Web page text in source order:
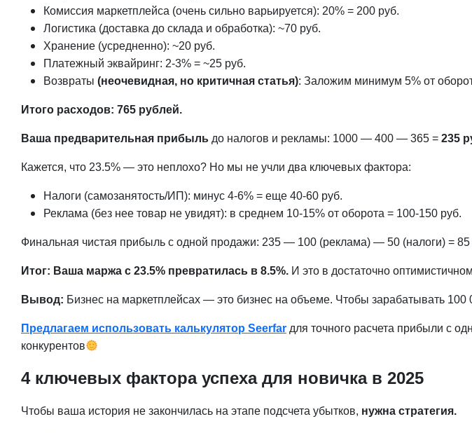
Комиссия маркетплейса (очень сильно варьируется): 20% = 200 руб.
Логистика (доставка до склада и обработка): ~70 руб.
Хранение (усредненно): ~20 руб.
Платежный эквайринг: 2-3% = ~25 руб.
Возвраты (неочевидная, но критичная статья): Заложим минимум 5% от
Итого расходов: 765 рублей.
Ваша предварительная прибыль до налогов и рекламы: 1000 — 400 — 365 = 235
Кажется, что 23.5% — это неплохо? Но мы не учли два ключевых фактора:
Налоги (самозанятость/ИП): минус 4-6% = еще 40-60 руб.
Реклама (без нее товар не увидят): в среднем 10-15% от оборота = 100-150 руб.
Финальная чистая прибыль с одной продажи: 235 — 100 (реклама) — 50 (налоги) = 85
Итог: Ваша маржа с 23.5% превратилась в 8.5%. И это в достаточно
Вывод: Бизнес на маркетплейсах — это бизнес на объеме. Чтобы зарабатывать
Предлагаем использовать калькулятор Seerfar для точного расчета прибыли с
конкурентов
4 ключевых фактора успеха для новичка в 2025
Чтобы ваша история не закончилась на этапе подсчета убытков, нужна стратегия.